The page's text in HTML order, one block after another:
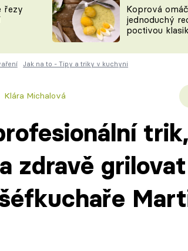
Tipy a triky
KAM ZA JÍDLEM
VYCHYTÁVKY
řezy
Koprová
jednoduchý
poctivou
Jak na to - Tipy a triky v kuchyni
Klára Michalová
trik,
zdravě